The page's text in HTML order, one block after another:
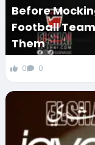
Before
Football
Them
0 0